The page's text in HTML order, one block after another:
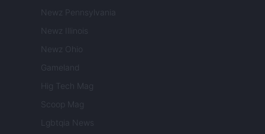
Newz Pennsylvania
Newz Illinois
Newz Ohio
Gameland
Hig Tech Mag
Scoop Mag
Lgbtqia News